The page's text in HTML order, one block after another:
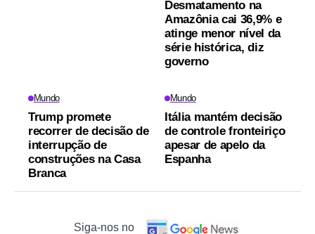
Desmatamento na
Amazônia cai 36,9% e
atinge menor nível da
série histórica, diz
governo
Mundo
Trump promete
recorrer de decisão de
interrupção de
construções na Casa
Branca
Mundo
Itália mantém decisão
de controle fronteiriço
apesar de apelo da
Espanha
Siga-nos no